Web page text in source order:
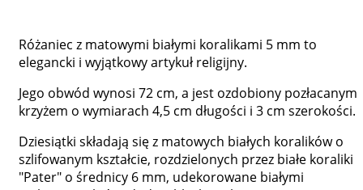
Różaniec z matowymi białymi koralikami 5 mm to
elegancki i wyjątkowy artykuł religijny.
Jego obwód wynosi 72 cm, a jest ozdobiony pozłacanym
krzyżem o wymiarach 4,5 cm długości i 3 cm szerokości.
Dziesiątki składają się z matowych białych koralików o
szlifowanym kształcie, rozdzielonych przez białe koraliki
"Pater" o średnicy 6 mm, udekorowane białymi